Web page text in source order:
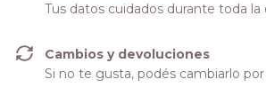
Tus datos cuidados durante toda la
Cambios y devoluciones
Si no te gusta, podés cambiarlo